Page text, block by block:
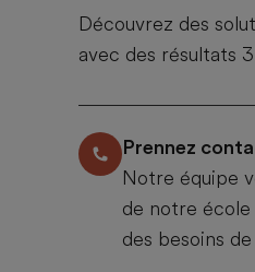
Découvrez des
avec des résultats
Prennez
Notre équipe
de notre école
des besoins